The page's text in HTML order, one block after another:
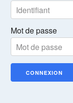
Mot de passe